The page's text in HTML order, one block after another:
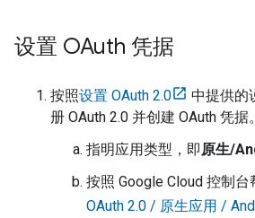
设置 OAuth 凭据
按照设置 OAuth 2.0
中提供的
册 OAuth 2.0 并创建 OAuth 凭据。
指明应用类型，即原生/
按照 Google Cloud 控制
OAuth 2.0 / 原生应用 /